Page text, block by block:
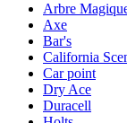
Arbre
Axe
Bar's
California
Car point
Dry Ace
Duracell